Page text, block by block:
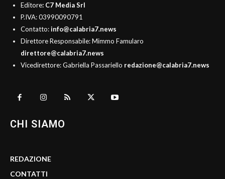
Editore: C7 Media Srl
P.IVA: 03990090791
Contatto:info@calabria7.news
Direttore Responsabile: Mimmo Famularo
direttore@calabria7.news
Vicedirettore: Gabriella Passariello redazione@calabria7.news
CHI SIAMO
REDAZIONE
CONTATTI